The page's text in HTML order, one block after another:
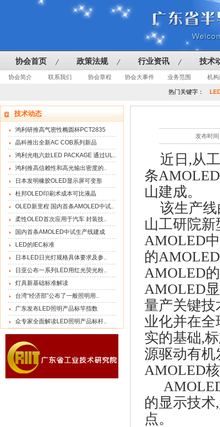
协会首页 政策法规 行业资讯 技术
协会简介 联系我们 协会章程 协会大事件 业务范围 机
热门关键字：
技术动态
鸿利研推高气密性椭圆杯PCT2835
晶科推出全新AC COB系列新品
鸿利光电六款LED PACKAGE 通过UL..
鸿利推高信赖性和高光输出密度的..
日本发明橡胶OLED显示屏可变形
杜邦OLED印刷术成本可比液晶
OLED新里程 国内首条AMOLED中试..
柔性OLED首次应用于汽车 封装技..
国内首条AMOLED中试生产线建成
LED的IEC标准
日本LED日光灯规格具体要求及参..
日亚公布一系列LED用红光荧光粉..
灯具新基础标准解读
台湾“经济部”公布了一般照明用..
广东发布LED照明产品标竿指数
众专家全面解读LED照明产品标杆..
发布时
近日,从
条
山建成。
该生产
山工研院
AMOLED
的
AMOLED
AMOLED
量产关键
业化并在
实的基础,
源驱动有机
AMOLED
的显示技
点。